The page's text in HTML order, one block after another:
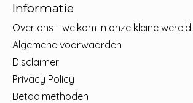
Informatie
Over ons - welkom in onze kleine wereld!
Algemene voorwaarden
Disclaimer
Privacy Policy
Betaalmethoden